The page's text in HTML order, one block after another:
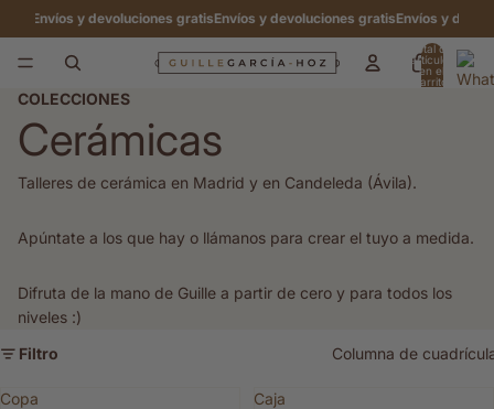
Envíos y devoluciones gratisEnvíos y devoluciones gratisEnvíos y
Total de
artículos
en el
carrito:
COLECCIONES
Cerámicas
Talleres de cerámica en Madrid y en Candeleda (Ávila).
Apúntate a los que hay o llámanos para crear el tuyo a medida.
Difruta de la mano de Guille a partir de cero y para todos los
niveles :)
Filtro
Columna de
Copa
Caja